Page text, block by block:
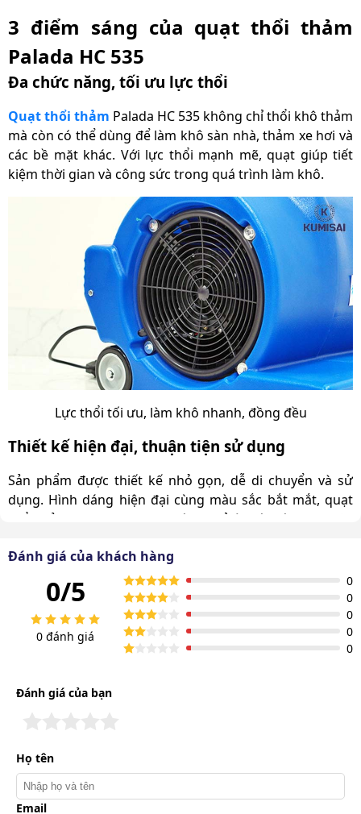
3 điểm sáng của quạt thổi thảm
Palada HC 535
Đa chức năng, tối ưu lực thổi
Quạt thổi thảm Palada HC 535 không chỉ thổi khô thảm
mà còn có thể dùng để làm khô sàn nhà, thảm xe hơi và
các bề mặt khác. Với lực thổi mạnh mẽ, quạt giúp tiết
kiệm thời gian và công sức trong quá trình làm khô.
Lực thổi tối ưu, làm khô nhanh, đồng đều
Thiết kế hiện đại, thuận tiện sử dụng
Sản phẩm được thiết kế nhỏ gọn, dễ di chuyển và sử
dụng. Hình dáng hiện đại cùng màu sắc bắt mắt, quạt
thổi thảm Palada HC 535 không chỉ là một công cụ hữu
bạn.
Độ bền rất cao, dùng hàng chục năm
Quạt thổi thảm Palada HC 535 được chế tạo từ những
vật liệu chất lượng cao, đảm bảo độ bền và tuổi thọ dài
năm mà không lo hư hỏng hay giảm hiệu suất.
Đánh giá của khách hàng
0/5
0 đánh giá
0
0
0
0
0
Đánh giá của bạn
Họ tên
Email